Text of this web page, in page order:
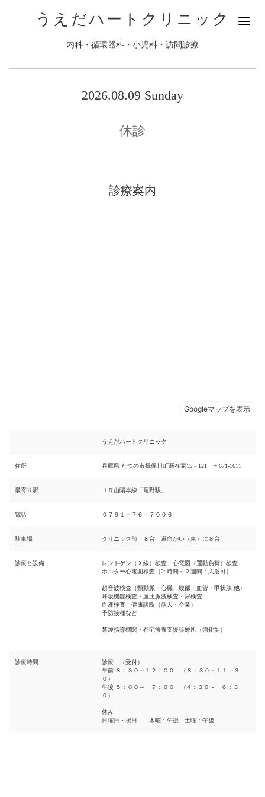
うえだハートクリニック
内科・循環器科・小児科・訪問診療
2026.08.09 Sunday
休診
診療案内
うえだハートクリニック
住所 兵庫県 たつの市揖保川町新在家15－121 〒671-1611
最寄り駅 ＪＲ山陽本線「竜野駅」
電話 ０７９１－７６－７００６
駐車場 クリニック前 ８台 道向かい（東）に８台
診療と設備
レントゲン（Ｘ線）検査・心電図（運動負荷）検査・
ホルター心電図検査（24時間～２週間：入浴可）
超音波検査（頸動脈・心臓・腹部・血管・甲状腺 他）
呼吸機能検査・血圧脈波検査・尿検査
血液検査 健康診断（個人・企業）
予防接種など
禁煙指導機関・在宅療養支援診療所（強化型）
診療時間
診療 （受付）
午前 ８：３０～１２：００ （８：３０～１１：３
０）
午後 ５：００～ ７：００ (４：３０～ ６：３
０）
休み
日曜日・祝日 木曜：午後 土曜：午後